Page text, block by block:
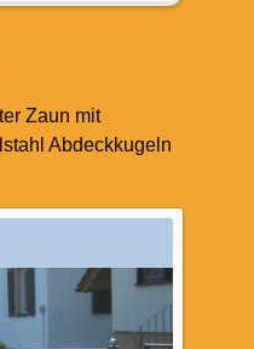
Zaun mit
Abdeckkugeln